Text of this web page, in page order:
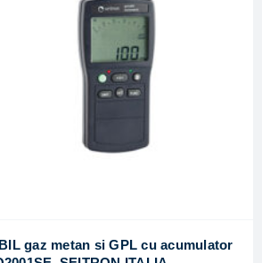
gaz metan si GPL cu acumulator